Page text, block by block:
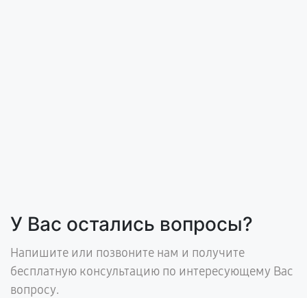
У Вас остались вопросы?
Напишите или позвоните нам и получите
бесплатную консультацию по интересующему Вас
вопросу.